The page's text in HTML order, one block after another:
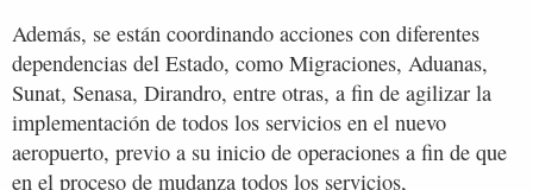
Además, se están coordinando acciones con diferentes
dependencias del Estado, como Migraciones, Aduanas,
Sunat, Senasa, Dirandro, entre otras, a fin de agilizar la
implementación de todos los servicios en el nuevo
aeropuerto, previo a su inicio de operaciones a fin de que
en el proceso de mudanza todos los servicios,